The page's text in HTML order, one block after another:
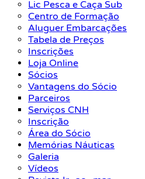
Lic Pesca e Caça Sub
Centro de Formação
Aluguer Embarcações
Tabela de Preços
Inscrições
Loja Online
Sócios
Vantagens do Sócio
Parceiros
Serviços CNH
Inscrição
Área do Sócio
Memórias Náuticas
Galeria
Vídeos